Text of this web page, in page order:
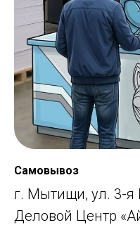
Самовывоз
г. Мытищи, ул. 3-я
Деловой Центр